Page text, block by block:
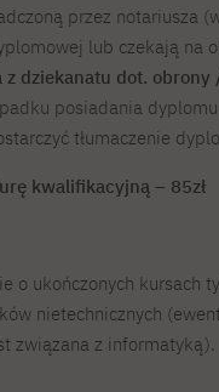
przez notariusza
lub czekają na
z dziekanatu dot.
posiadania
tłumaczenie
kwalifikacyjną – 85zł
o ukończonych
nietechnicznych
związana z informatyką).